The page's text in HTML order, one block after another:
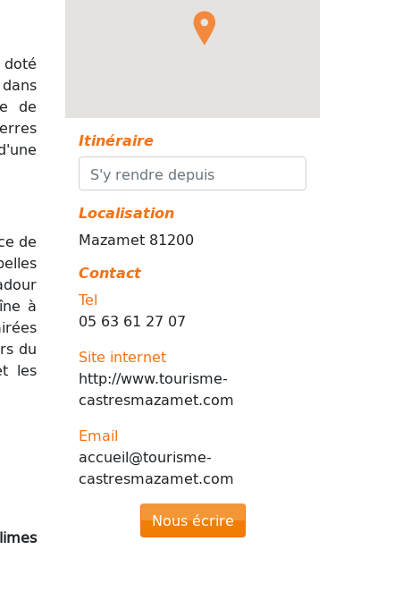
de
de
à
du
les
Itinéraire
Localisation
Mazamet 81200
Contact
Tel
05 63 61 27 07
Site internet
http://www.tourisme-
castresmazamet.com
Email
accueil@tourisme-
castresmazamet.com
Nous écrire